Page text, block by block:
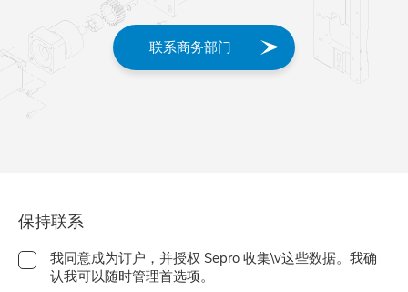
联系商务部门
保持联系
我同意成为订户，并授权 Sepro 收集\v这些数据。我确
认我可以随时管理首选项。